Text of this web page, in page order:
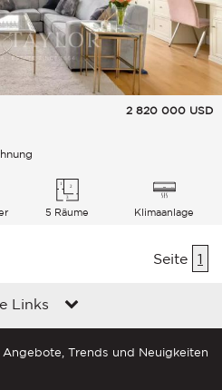
2 820 000 USD
5 Räume Klimaanlage
Seite 1
Links
Trends und Neuigkeiten